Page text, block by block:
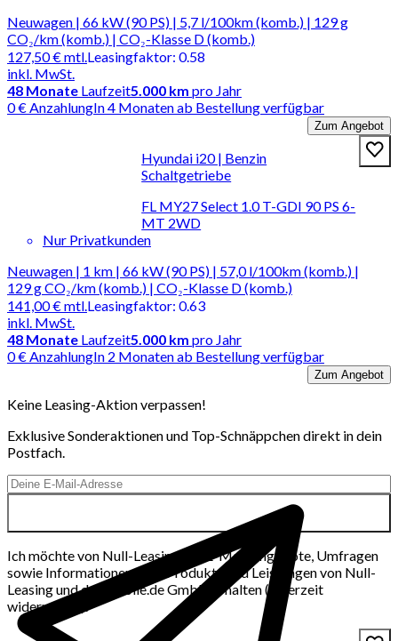
Neuwagen | 66 kW (90 PS) | 5,7 l/100km (komb.) | 129 g
CO₂/km (komb.) | CO₂-Klasse D (komb.)
127,50 €mtl.
inkl. MwSt.
Leasingfaktor: 0.58
48 Monate Laufzeit5.000 km pro Jahr
0 € AnzahlungIn 4 Monaten ab Bestellung verfügbar
Zum Angebot
Hyundai i20 | Benzin
Schaltgetriebe
FL MY27 Select 1.0 T-GDI 90 PS 6-
MT 2WD
Nur Privatkunden
Neuwagen | 1 km | 66 kW (90 PS) | 57,0 l/100km (komb.) |
129 g CO₂/km (komb.) | CO₂-Klasse D (komb.)
141,00 €mtl.
inkl. MwSt.
Leasingfaktor: 0.63
48 Monate Laufzeit5.000 km pro Jahr
0 € AnzahlungIn 2 Monaten ab Bestellung verfügbar
Zum Angebot
Keine Leasing-Aktion verpassen!
Exklusive Sonderaktionen und Top-Schnäppchen direkt in dein
Postfach.
Ich möchte von Null-Leasing per E-Mail Angebote, Umfragen
sowie Informationen über Produkte und Leistungen von Null-
Leasing und der mobile.de GmbH erhalten (jederzeit
widerrufbar).